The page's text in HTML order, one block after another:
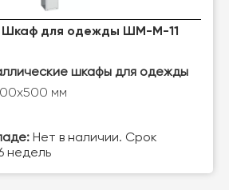
Шкаф для одежды ШМ-М-11
шкафы для одежды
мм
Нет в наличии. Срок
недель